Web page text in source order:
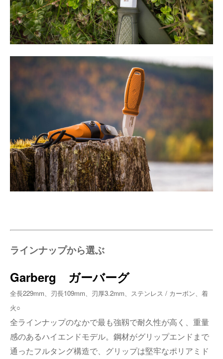
ラインナップから選ぶ
Garberg ガーバーグ
全長229mm、刃長109mm、刃厚3.2mm、ステンレス / カーボン、着
火○
全ラインナップのなかで最も強靱で耐久性が高く、重量
感のあるハイエンドモデル。鋼材がグリップエンドまで
通ったフルタング構造で、グリップは堅牢なポリアミド